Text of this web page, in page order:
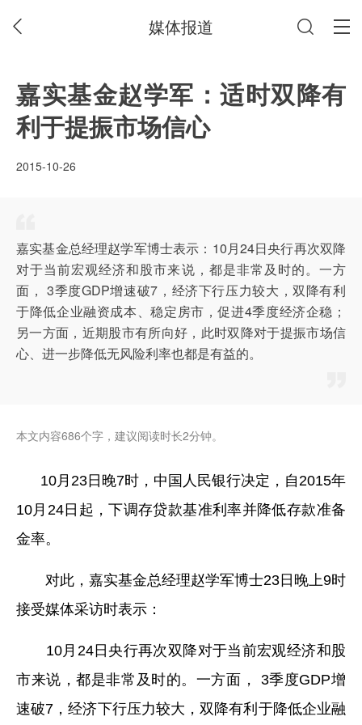
媒体报道
嘉实基金赵学军：适时双降有
利于提振市场信心
2015-10-26
嘉实基金总经理赵学军博士表示：10月24日央行再次双降
对于当前宏观经济和股市来说，都是非常及时的。一方
面， 3季度GDP增速破7，经济下行压力较大，双降有利
于降低企业融资成本、稳定房市，促进4季度经济企稳；
另一方面，近期股市有所向好，此时双降对于提振市场信
心、进一步降低无风险利率也都是有益的。
本文内容686个字，建议阅读时长2分钟。
10月23日晚7时，中国人民银行决定，自2015年
10月24日起，下调存贷款基准利率并降低存款准备
金率。
对此，嘉实基金总经理赵学军博士23日晚上9时
接受媒体采访时表示：
10月24日央行再次双降对于当前宏观经济和股
市来说，都是非常及时的。一方面， 3季度GDP增
速破7，经济下行压力较大，双降有利于降低企业融